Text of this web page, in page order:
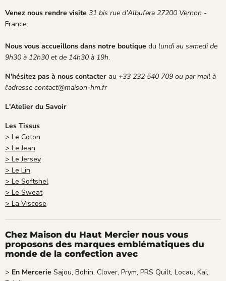
Venez nous rendre visite 31 bis rue d'Albufera 27200 Vernon -
France.
Nous vous accueillons dans notre boutique du lundi au samedi de
9h30 à 12h30 et de 14h30 à 19h.
N'hésitez pas à nous contacter au +33 232 540 709 ou par mail à
l'adresse contact@maison-hm.fr
L'Atelier du Savoir
Les Tissus
> Le Coton
> Le Jean
> Le Jersey
> Le Lin
> Le Softshel
> Le Sweat
> La Viscose
Chez Maison du Haut Mercier nous vous
proposons des marques emblématiques du
monde de la confection avec
> En Mercerie Sajou, Bohin, Clover, Prym, PRS Quilt, Locau, Kai,